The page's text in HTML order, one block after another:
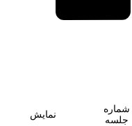
نمایش
شماره
جلسه